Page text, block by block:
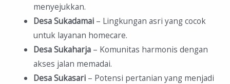
menyejukkan.
Desa Sukadamai– Lingkungan asri yang cocok
untuk layanan homecare.
Desa Sukaharja– Komunitas harmonis dengan
akses jalan memadai.
Desa Sukasari– Potensi pertanian yang menjadi